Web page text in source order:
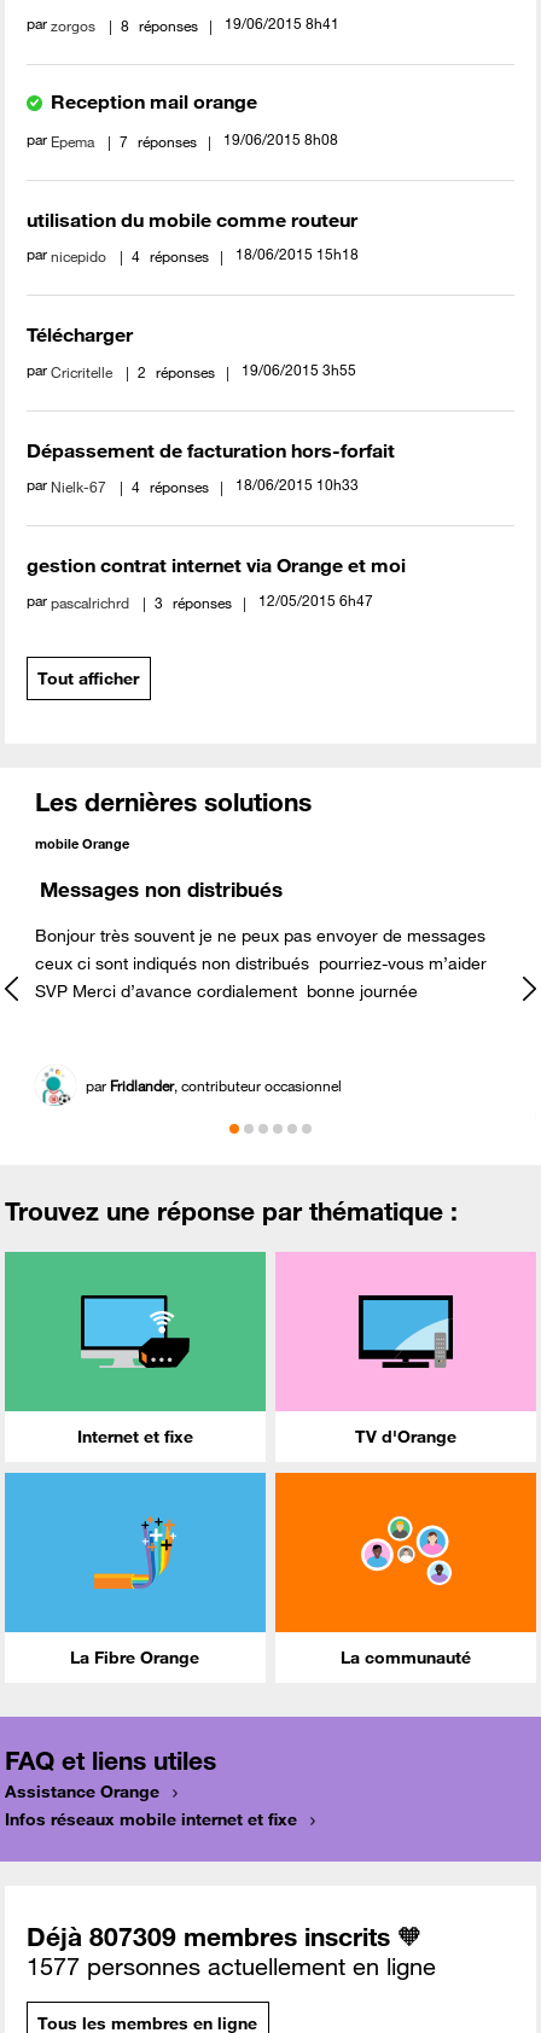
parzorgos 8 réponses ‎19/06/2015 8h41
Reception mail orange
par Epema 7 réponses ‎19/06/2015 8h08
utilisation du mobile comme routeur
parnicepido 4 réponses ‎18/06/2015 15h18
Télécharger
parCricritelle 2 réponses ‎19/06/2015 3h55
Dépassement de facturation hors-forfait
par Nielk-67 4 réponses ‎18/06/2015 10h33
gestion contrat internet via Orange et moi
parpascalrichrd 3 réponses ‎12/05/2015 6h47
Tout afficher
Les dernières solutions
mobile Orange
Messages non distribués
Bonjour très souvent je ne peux pas envoyer de messages
ceux ci sont indiqués non distribués pourriez-vous m’aider
SVP Merci d’avance cordialement bonne journée
par Fridlander, contributeur occasionnel
Trouvez une réponse par thématique :
Internet et fixe TV d'Orange
La Fibre Orange La communauté
FAQ et liens utiles
Assistance Orange
Infos réseaux mobile internet et fixe
Déjà 807309 membres inscrits 🧡
1577 personnes actuellement en ligne
Tous les membres en ligne